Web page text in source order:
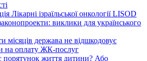
Лікарні ізраїльської онкології LISOD
виклики для українського
місяців держава не відшкодовує
на оплату ЖК-послуг
порятунок життя дитини? Або